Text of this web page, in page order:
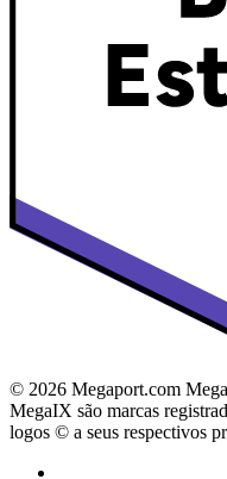
© 2026 Megaport.com
MegaIX são marcas
logos © a seus respectivos